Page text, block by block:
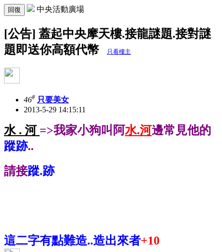
回復 中央活動廣場
[公告] 蓋起中央摩天樓.接龍謎題.接對謎
題即送你高額代幣
只看樓主
46# 只要美女
2013-5-29 14:15:11
水 . 河 =>我家小狗叫阿水.河邊常見他的
蹤跡..
請接蹤.跡
這二字有點難造..造出來者+10